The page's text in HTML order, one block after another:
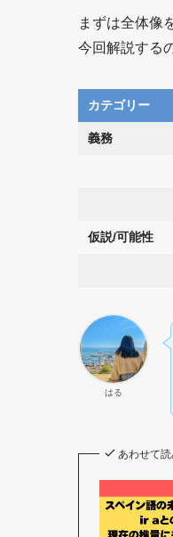
まずは全体像
今回解説する
カテゴリー
義務
仮説/可能性
はる
あわせて